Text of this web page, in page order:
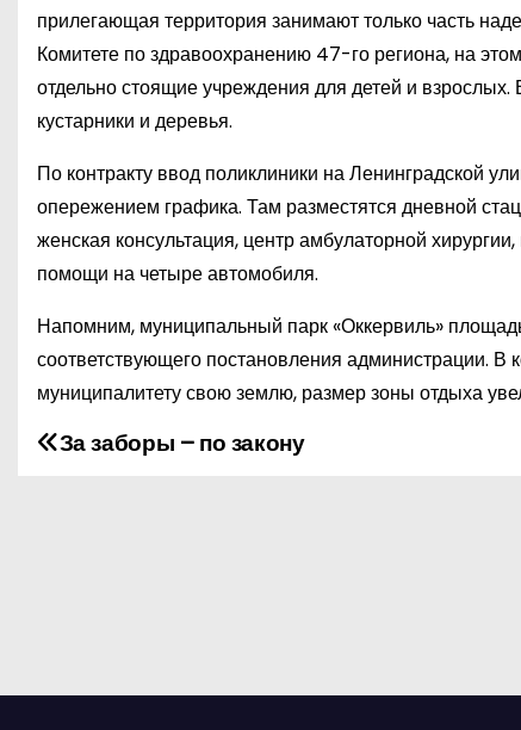
прилегающая территория занимают только часть
Комитете по здравоохранению 47-го региона, на
отдельно стоящие учреждения для детей и взрослых.
кустарники и деревья.
По контракту ввод поликлиники на Ленинградской
опережением графика. Там разместятся дневной
женская консультация, центр амбулаторной
помощи на четыре автомобиля.
Напомним, муниципальный парк «Оккервиль»
соответствующего постановления администрации. В
муниципалитету свою землю, размер зоны отдыха
Н
а
За заборы – по закону